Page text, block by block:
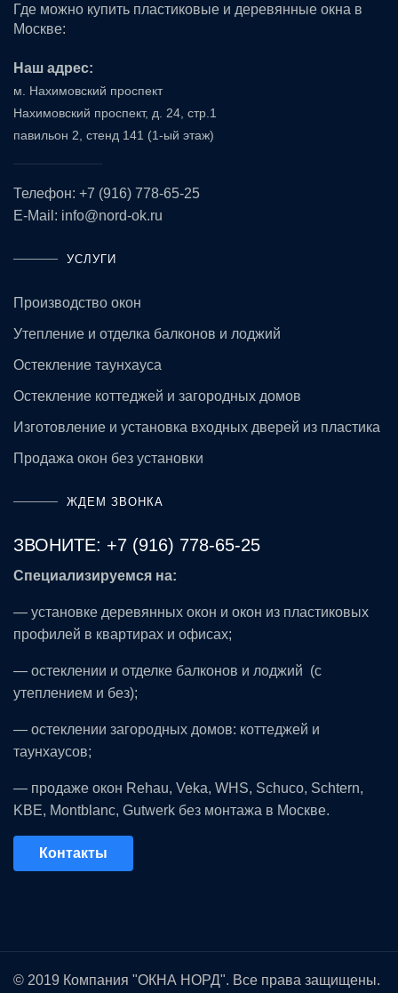
Где можно купить пластиковые и деревянные окна в
Москве:
Наш адрес:
м. Нахимовский проспект
Нахимовский проспект, д. 24, стр.1
павильон 2, стенд 141 (1-ый этаж)
Телефон: +7 (916) 778-65-25
E-Mail: info@nord-ok.ru
УСЛУГИ
Производство окон
Утепление и отделка балконов и лоджий
Остекление таунхауса
Остекление коттеджей и загородных домов
Изготовление и установка входных дверей из пластика
Продажа окон без установки
ЖДЕМ ЗВОНКА
ЗВОНИТЕ: +7 (916) 778-65-25
Специализируемся на:
— установке деревянных окон и окон из пластиковых
профилей в квартирах и офисах;
— остеклении и отделке балконов и лоджий (с
утеплением и без);
— остеклении загородных домов: коттеджей и
таунхаусов;
— продаже окон Rehau, Veka, WHS, Schuco, Schtern,
KBE, Montblanc, Gutwerk без монтажа в Москве.
Контакты
© 2019 Компания "ОКНА НОРД". Все права защищены.